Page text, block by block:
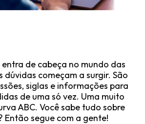
de cabeça no mundo das
dúvidas começam a surgir. São
siglas e informações para
de uma só vez. Uma muito
ABC. Você sabe tudo sobre
Então segue com a gente!